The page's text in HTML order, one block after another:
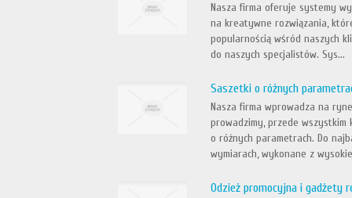
Nasza firma oferuje systemy
na kreatywne rozwiązania,
popularnością wśród naszych
do naszych specjalistów. Sys...
Saszetki o różnych
Nasza firma wprowadza na
prowadzimy, przede
o różnych parametrach. Do
wymiarach, wykonane z
Odzież promocyjna i gadżety